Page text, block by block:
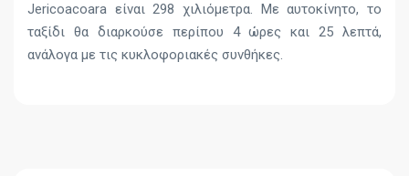
Jericoacoara είναι 298 χιλιόμετρα. Με αυτοκίνητο, το
ταξίδι θα διαρκούσε περίπου 4 ώρες και 25 λεπτά,
ανάλογα με τις κυκλοφοριακές συνθήκες.